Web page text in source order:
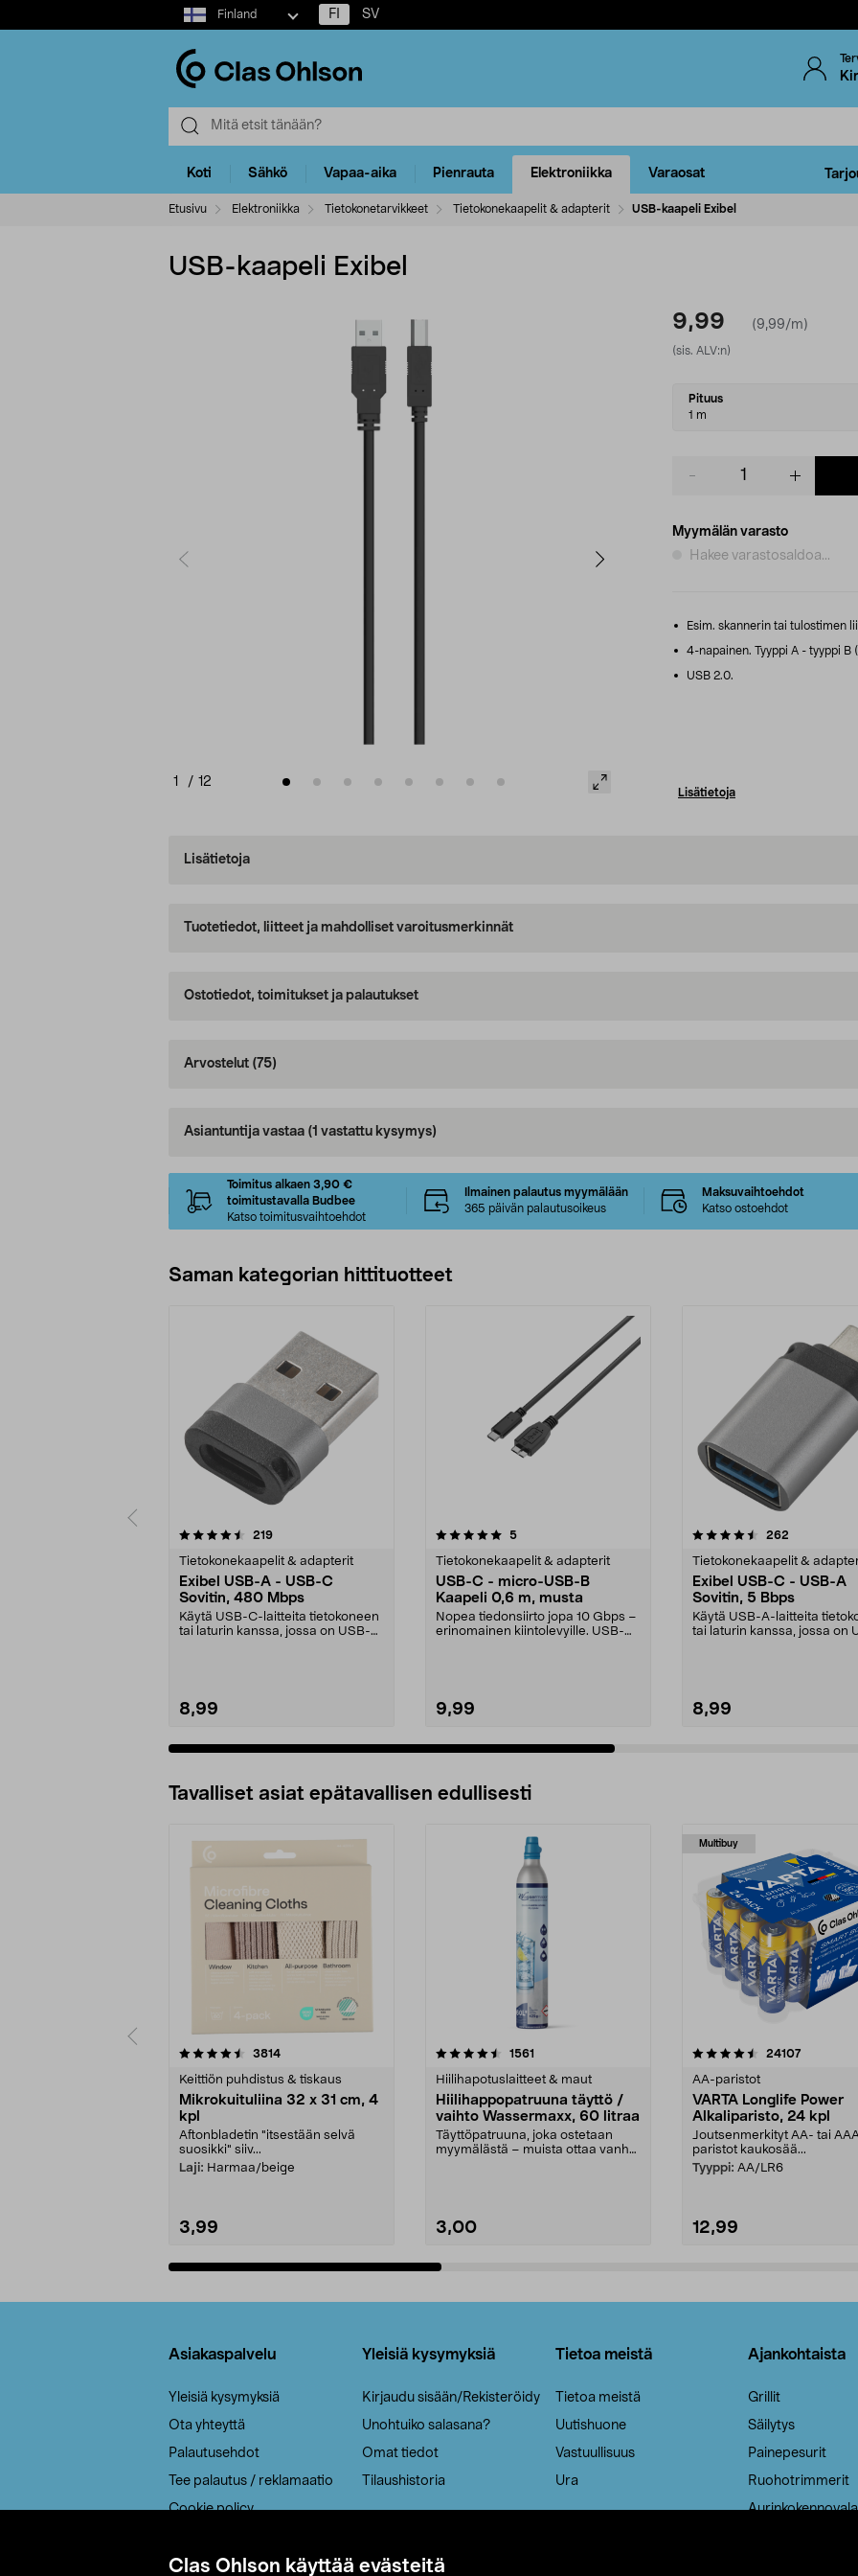
Clas Ohlson käyttää evästeitä
Select
market
Finland FI SV
Koti Sähkö Vapaa-aika Pienrauta Elektroniikka Varaosat
Etusivu Elektroniikka Tietokonetarvikkeet Tietokonekaapelit & adapterit USB-kaapeli Exibel
USB-kaapeli Exibel
1 / 12
9,99 (9,99/m)
(sis. ALV:n)
Select
variant
Pituus
1 m
Myymälän varasto
Hakee varastosaldoa...
Esim. skannerin tai tulostimen
4-napainen. Tyyppi A - tyyppi B
USB 2.0.
Lisätietoja
Lisätietoja
Tuotetiedot, liitteet ja mahdolliset varoitusmerkinnät
Ostotiedot, toimitukset ja palautukset
Arvostelut (75)
Asiantuntija vastaa (1 vastattu kysymys)
Toimitus alkaen 3,90 €
toimitustavalla Budbee
Katso toimitusvaihtoehdot
Ilmainen palautus myymälään
365 päivän palautusoikeus
Maksuvaihtoehdot
Katso ostoehdot
Saman kategorian hittituotteet
219arvostelut
Tietokonekaapelit & adapterit
Exibel USB-A - USB-C
Sovitin, 480 Mbps
Käytä USB-C-laitteita tietokoneen
tai laturin kanssa, jossa on USB-
8,99
5.0 viidestä
5arvostelut
Tietokonekaapelit & adapterit
USB-C - micro-USB-B
Kaapeli 0,6 m, musta
Nopea tiedonsiirto jopa 10 Gbps –
erinomainen kiintolevyille. USB-
9,99
4.5 viidestä
262
Tietokonekaapelit &
Exibel USB-C - USB-A
Sovitin, 5 Bbps
Käytä USB-A-laitteita
tai laturin kanssa, jossa on
8,99
4.5 viidestä
Tavalliset asiat epätavallisen edullisesti
3814arvostelut
Keittiön puhdistus & tiskaus
Mikrokuituliina 32 x 31 cm, 4
kpl
Aftonbladetin "itsestään selvä
suosikki" siiv...
Laji: Harmaa/beige
3,99
4.5viidestä
1561
Hiilihapotuslaitteet & maut
Hiilihappopatruuna täyttö /
vaihto Wassermaxx, 60 litraa
Täyttöpatruuna, joka ostetaan
myymälästä – muista ottaa vanha
3,00
Multibuy
4.5viidestä
24107arvostelut
AA-paristot
VARTA Longlife Power
Alkaliparisto, 24 kpl
Joutsenmerkityt AA- tai
paristot kaukosää...
Tyyppi: AA/LR6
12,99
4.5viidestä
Asiakaspalvelu
Yleisiä kysymyksiä
Ota yhteyttä
Palautusehdot
Tee palautus / reklamaatio
Cookie policy
Saavutettavuus
Yleisiä kysymyksiä
Kirjaudu sisään/Rekisteröidy
Unohtuiko salasana?
Omat tiedot
Tilaushistoria
Tietoa meistä
Tietoa meistä
Uutishuone
Vastuullisuus
Ura
Ajankohtaista
Grillit
Säilytys
Painepesurit
Ruohotrimmerit